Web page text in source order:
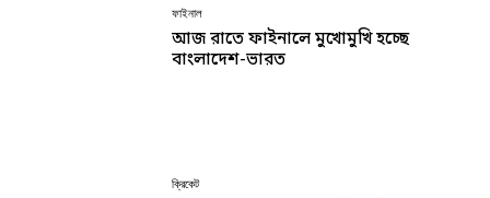
ফাইনাল
আজ রাতে ফাইনালে মুখোমুখি হচ্ছে
বাংলাদেশ-ভারত
ক্রিকেট